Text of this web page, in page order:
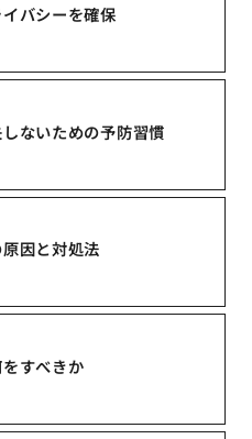
バシーを確保
ないための予防習慣
因と対処法
すべきか